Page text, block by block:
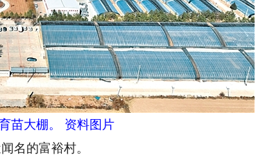
苗大棚。 资料图片
名的富裕村。